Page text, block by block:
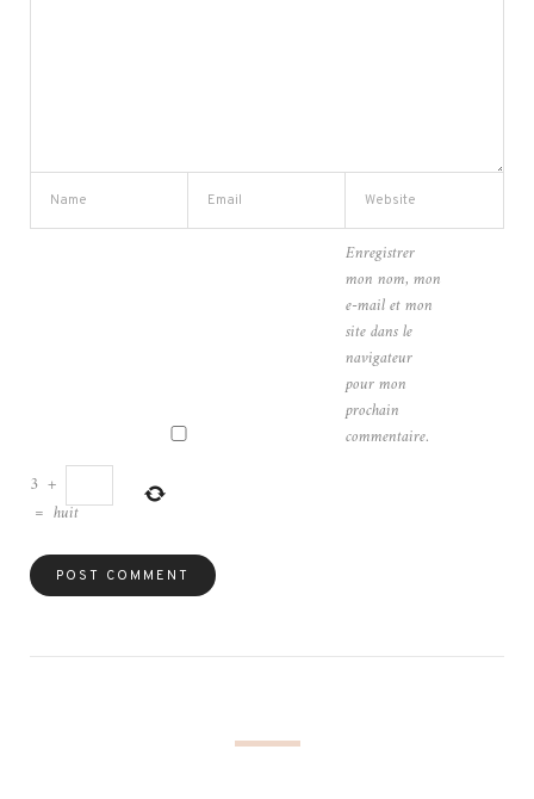
Enregistrer
mon nom, mon
e-mail et mon
site dans le
navigateur
pour mon
prochain
commentaire.
3 +
= huit